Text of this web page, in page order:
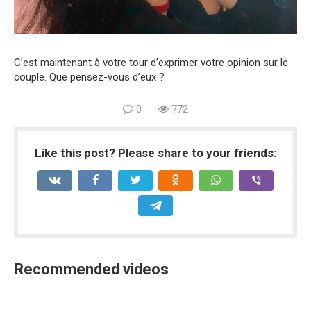
C’est maintenant à votre tour d’exprimer votre opinion sur le
couple. Que pensez-vous d’eux ?
0 772
Like this post? Please share to your friends:
Recommended videos